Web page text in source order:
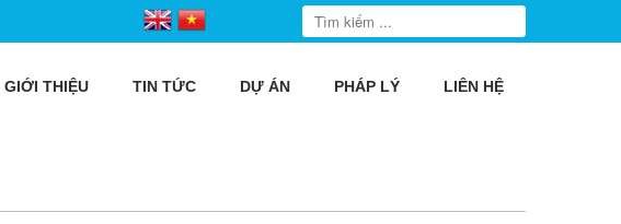
GIỚI THIỆU TIN TỨC DỰ ÁN PHÁP LÝ LIÊN HỆ